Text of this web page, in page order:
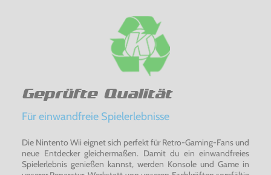
In unserem Shop finden Sie über 500
Spiele und viele weitereGameBoySpiele (
Classic
), die natürlich auch mit dem
(+ GBA SP) kompatibel sind.
Geprüfte Qualität
Für einwandfreie Spielerlebnisse
Die Nintento Wii eignet sich perfekt für Retro-Gaming-Fans und
neue Entdecker gleichermaßen. Damit du ein einwandfreies
Spielerlebnis genießen kannst, werden Konsole und Game in